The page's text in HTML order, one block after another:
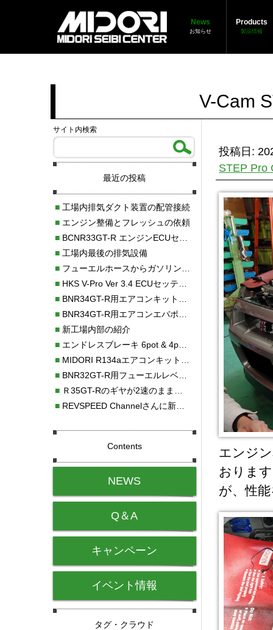
News
お知らせ
Products
製品情報
V-Cam
投稿日:
STEP Pro
エンジ
おりま
が、性
サイト内検索
最近の投稿
■工場内排気ダクト装置の配管接続
■エンジン整備とフレッシュの依頼
■BCNR33GT-R エンジンECUセッティング調整
■工場内最後の排気設備
■フューエルホースからガソリン漏れ
■HKS V-Pro Ver 3.4 ECUセッティング
■BNR34GT-R用エアコンキット新発売！！
■BNR34GT-R用エアコンエバポレーターを新発売！！
■新工場内部の紹介
■エンドレスブレーキ 6pot & 4potオーバーホール
■MIDORI R134aエアコンキットタイプⅡ取り付け
■BNR32GT-R用フューエルレベルセンサー新発売！！
■Ｒ35GT-Rのギヤが2速のまま変速しない！！
■REVSPEED Channelさんに新社屋を紹介していただきました!!
Contents
NEWS
Q＆A
キャンペーン
イベント情報
タグ・クラウド